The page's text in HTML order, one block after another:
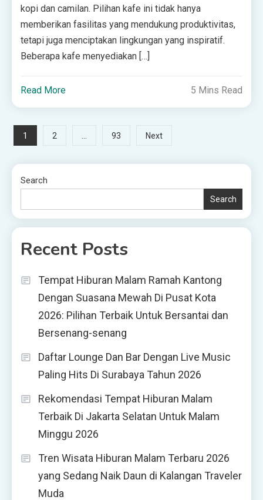
kopi dan camilan. Pilihan kafe ini tidak hanya
memberikan fasilitas yang mendukung produktivitas,
tetapi juga menciptakan lingkungan yang inspiratif.
Beberapa kafe menyediakan […]
Read More 5 Mins Read
Posts
pagination
1 2 … 93 Next
Search
Search
Recent Posts
Tempat Hiburan Malam Ramah Kantong
Dengan Suasana Mewah Di Pusat Kota
2026: Pilihan Terbaik Untuk Bersantai dan
Bersenang-senang
Daftar Lounge Dan Bar Dengan Live Music
Paling Hits Di Surabaya Tahun 2026
Rekomendasi Tempat Hiburan Malam
Terbaik Di Jakarta Selatan Untuk Malam
Minggu 2026
Tren Wisata Hiburan Malam Terbaru 2026
yang Sedang Naik Daun di Kalangan Traveler
Muda